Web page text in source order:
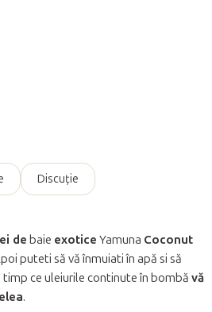
Discuţie
de baie exotice Yamuna Coconut
puteti să vă înmuiati în apă si să
ce uleiurile continute în bombă vă
.